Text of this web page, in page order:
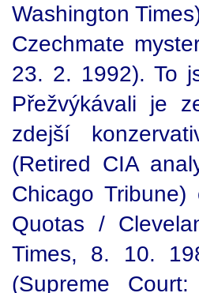
Washington
Czechmate
23. 2. 1992). To
Přežvýkávali je
zdejší
(Retired CIA
Chicago
Quotas /
Times, 8. 10.
(Supreme